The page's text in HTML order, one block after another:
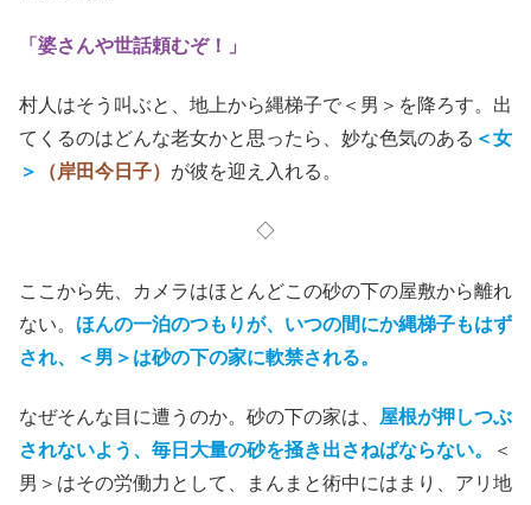
「婆さんや世話頼むぞ！」
村人はそう叫ぶと、地上から縄梯子で＜男＞を降ろす。出
てくるのはどんな老女かと思ったら、妙な色気のある ＜女
＞
（岸田今日子） が彼を迎え入れる。
◇
ここから先、カメラはほとんどこの砂の下の屋敷から離れ
ない。 ほんの一泊のつもりが、いつの間にか縄梯子もはず
され、＜男＞は砂の下の家に軟禁される。
なぜそんな目に遭うのか。砂の下の家は、 屋根が押しつぶ
されないよう、毎日大量の砂を掻き出さねばならない。
＜
男＞はその労働力として、まんまと術中にはまり、アリ地